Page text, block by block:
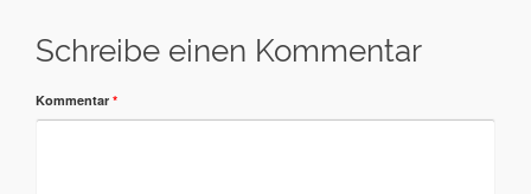
Schreibe einen Kommentar
Kommentar *